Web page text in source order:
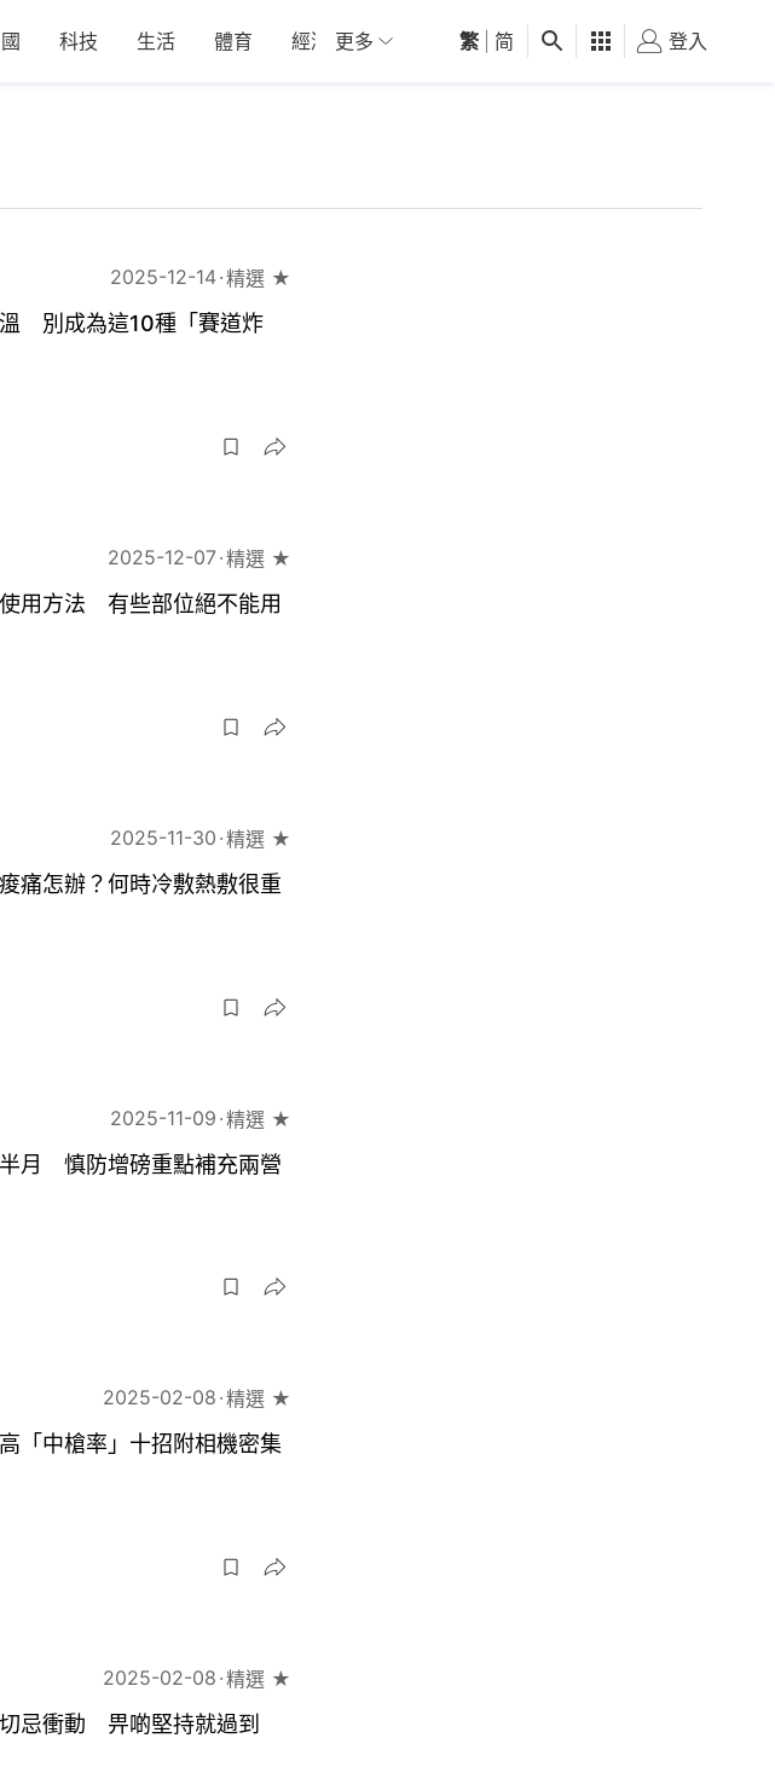
科技 生活 體育 經濟 01深圳 觀點 健康 好食玩飛
更多 繁 简 登入
2025-12-14 精選 ★
別成為這10種「賽道炸
2025-12-07 精選 ★
用方法 有些部位絕不能用
2025-11-30 精選 ★
痛怎辦？何時冷敷熱敷很重
2025-11-09 精選 ★
月 慎防增磅重點補充兩營
2025-02-08 精選 ★
「中槍率」十招附相機密集
2025-02-08 精選 ★
忌衝動 畀啲堅持就過到